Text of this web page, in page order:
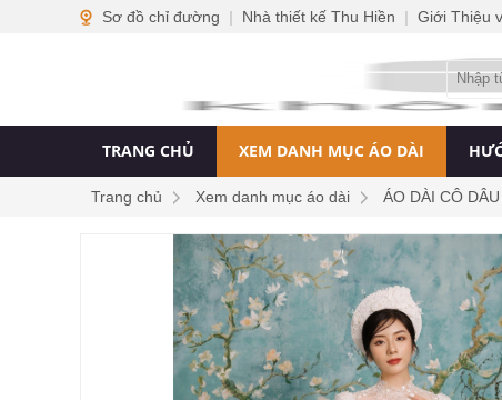
TRANG CHỦ XEM DANH MỤC ÁO DÀI
Trang chủ Xem danh mục áo dài ÁO DÀI CÔ DÂU
Sơ đồ chỉ đường | Nhà thiết kế Thu Hiền | Giới Thiệu